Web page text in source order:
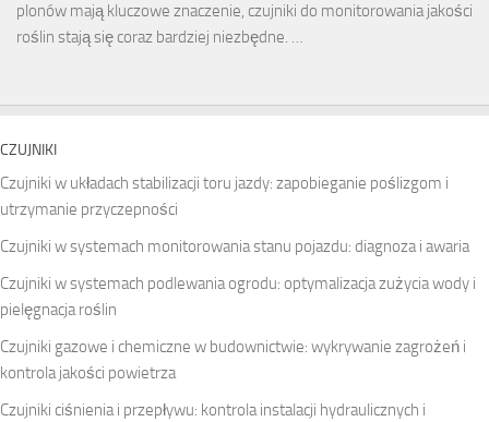
plonów mają kluczowe znaczenie, czujniki do monitorowania jakości
roślin stają się coraz bardziej niezbędne. …
CZUJNIKI
Czujniki w układach stabilizacji toru jazdy: zapobieganie poślizgom i
utrzymanie przyczepności
Czujniki w systemach monitorowania stanu pojazdu: diagnoza i awaria
Czujniki w systemach podlewania ogrodu: optymalizacja zużycia wody i
pielęgnacja roślin
Czujniki gazowe i chemiczne w budownictwie: wykrywanie zagrożeń i
kontrola jakości powietrza
Czujniki ciśnienia i przepływu: kontrola instalacji hydraulicznych i